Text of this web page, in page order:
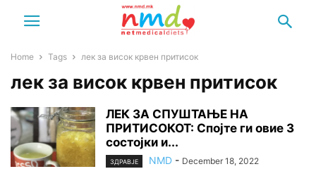
Home Tags лек за висок крвен притисок
лек за висок крвен притисок
ЛЕК ЗА СПУШТАЊЕ НА
ПРИТИСОКОТ: Спојте ги овие 3
состојки и...
ЗДРАВЈЕ NMD - December 18, 2022